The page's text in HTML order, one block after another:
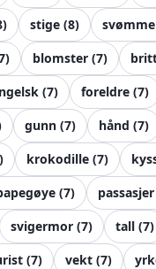
) stige (8) svømme
) blomster (7)
(7) foreldre (7)
gunn (7) hånd (7)
) krokodille (7)
(7) passasjer
svigermor (7) tall (7)
(7) vekt (7)